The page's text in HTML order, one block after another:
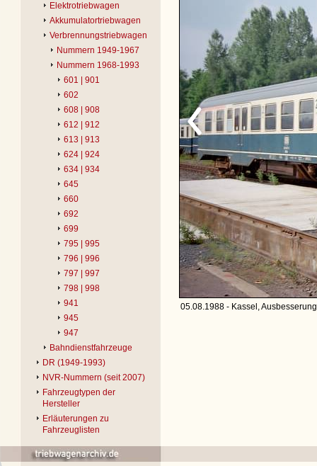
Elektrotriebwagen
Akkumulatortriebwagen
Verbrennungstriebwagen
Nummern 1949-1967
Nummern 1968-1993
601 | 901
602
608 | 908
612 | 912
613 | 913
624 | 924
634 | 934
645
660
692
699
795 | 995
796 | 996
797 | 997
798 | 998
941
945
947
Bahndienstfahrzeuge
DR (1949-1993)
NVR-Nummern (seit 2007)
Fahrzeugtypen der
Hersteller
Erläuterungen zu
Fahrzeuglisten
05.08.1988 - Kassel,